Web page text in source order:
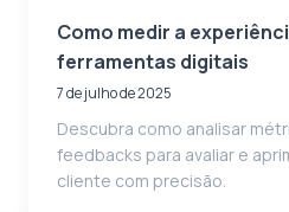
Como medir a
ferramentas digitais
7 de julho de 2025
Descubra como analisar
feedbacks para avaliar e
cliente com precisão.